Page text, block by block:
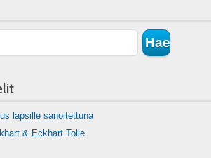
lapsille sanoitettuna
& Eckhart Tolle